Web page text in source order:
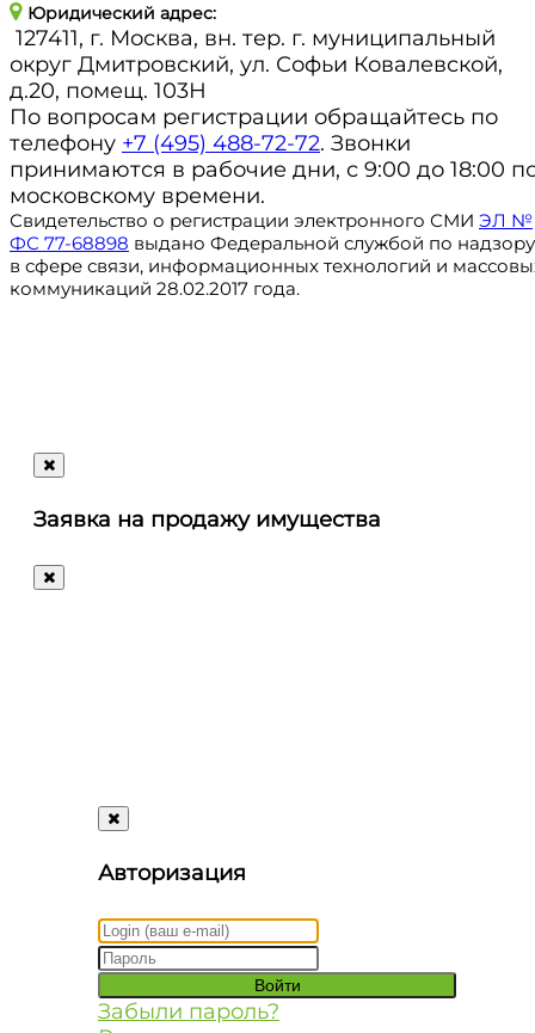
Юридический адрес:
127411, г. Москва, вн. тер. г. муниципальный
округ Дмитровский, ул. Софьи Ковалевской,
д.20, помещ. 103Н
По вопросам регистрации обращайтесь по
телефону +7 (495) 488-72-72. Звонки
принимаются в рабочие дни, с 9:00 до 18:00
московскому времени.
Свидетельство о регистрации электронного СМИ ЭЛ №
ФС 77-68898 выдано Федеральной службой по надзору
в сфере связи, информационных технологий и
коммуникаций 28.02.2017 года.
letters@autosale.ru
Ответим
Заявка на продажу имущества
Авторизация
Забыли пароль?